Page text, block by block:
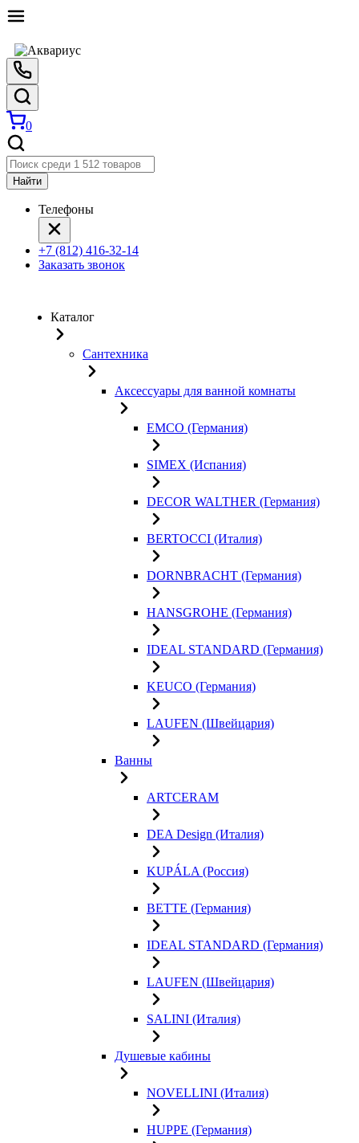
0
Найти
Телефоны
+7 (812) 416-32-14
Заказать звонок
Каталог
Сантехника
Аксессуары для ванной комнаты
EMCO (Германия)
SIMEX (Испания)
DECOR WALTHER (Германия)
BERTOCCI (Италия)
DORNBRACHT (Германия)
HANSGROHE (Германия)
IDEAL STANDARD (Германия)
KEUCO (Германия)
LAUFEN (Швейцария)
Ванны
ARTCERAM
DEA Design (Италия)
KUPÁLA (Россия)
BETTE (Германия)
IDEAL STANDARD (Германия)
LAUFEN (Швейцария)
SALINI (Италия)
Душевые кабины
NOVELLINI (Италия)
HUPPE (Германия)